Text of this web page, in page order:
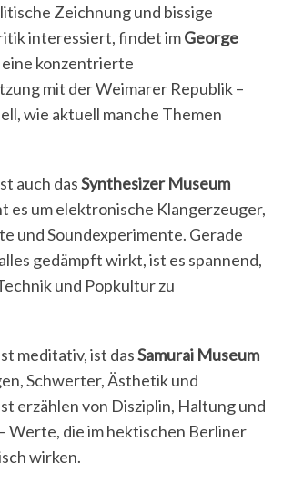
Zeichnung und bissige
interessiert, findet imGeorge
konzentrierte
mit der Weimarer Republik –
wie aktuell manche Themen
auch dasSynthesizer Museum
es um elektronische Klangerzeuger,
und Soundexperimente. Gerade
gedämpft wirkt, ist es spannend,
und Popkultur zu
meditativ, ist dasSamurai Museum
Schwerter, Ästhetik und
erzählen von Disziplin, Haltung und
Werte, die im hektischen Berliner
wirken.